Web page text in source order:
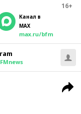
16+
Канал в
MAX
max.ru/bfm